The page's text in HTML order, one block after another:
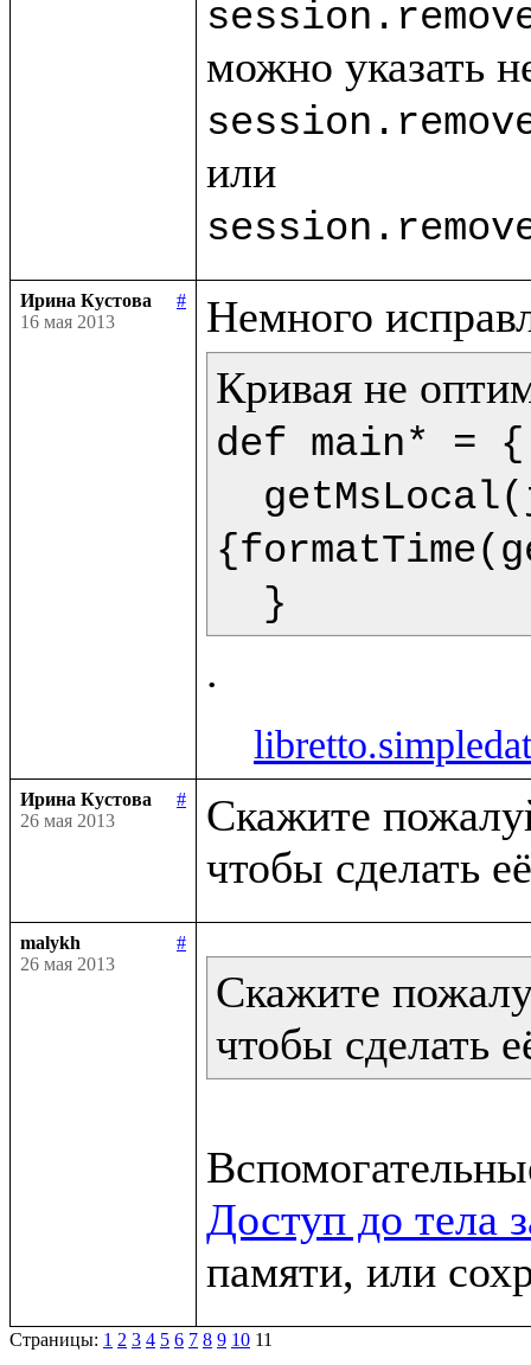
Ирина Кустова
#
16 мая 2013
def main* = {
  }
Ирина Кустова
#
26 мая 2013
Скажите
malykh
#
26 мая 2013
Скажите
чтобы сделать
Доступ до тела
памяти, или
Страницы: 1 2 3 4 5 6 7 8 9 10 11